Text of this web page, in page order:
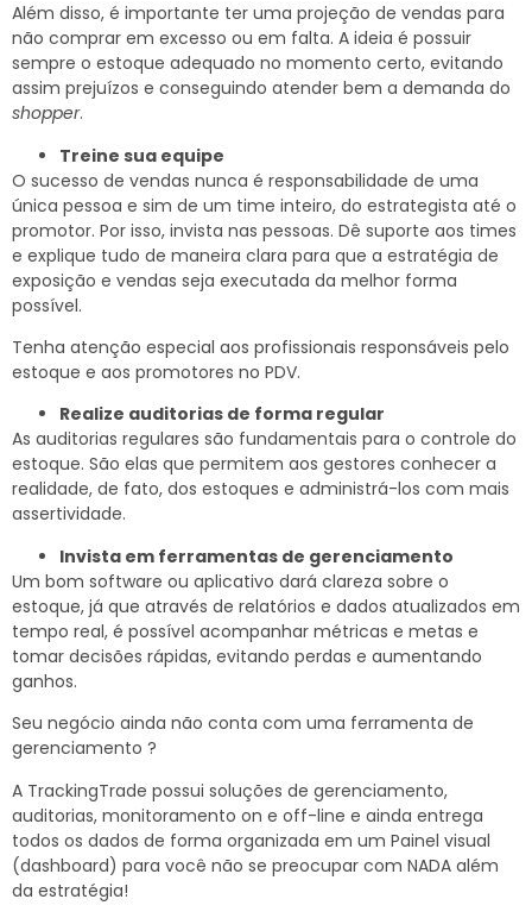
Além disso, é importante ter uma projeção de vendas para
não comprar em excesso ou em falta. A ideia é possuir
sempre o estoque adequado no momento certo, evitando
assim prejuízos e conseguindo atender bem a demanda do
shopper.
Treine sua equipe
O sucesso de vendas nunca é responsabilidade de uma
única pessoa e sim de um time inteiro, do estrategista até o
promotor. Por isso, invista nas pessoas. Dê suporte aos times
e explique tudo de maneira clara para que a estratégia de
exposição e vendas seja executada da melhor forma
possível.
Tenha atenção especial aos profissionais responsáveis pelo
estoque e aos promotores no PDV.
Realize auditorias de forma regular
As auditorias regulares são fundamentais para o controle do
estoque. São elas que permitem aos gestores conhecer a
realidade, de fato, dos estoques e administrá-los com mais
assertividade.
Invista em ferramentas de gerenciamento
Um bom software ou aplicativo dará clareza sobre o
estoque, já que através de relatórios e dados atualizados em
tempo real, é possível acompanhar métricas e metas e
tomar decisões rápidas, evitando perdas e aumentando
ganhos.
Seu negócio ainda não conta com uma ferramenta de
gerenciamento ?
A TrackingTrade possui soluções de gerenciamento,
auditorias, monitoramento on e off-line e ainda entrega
todos os dados de forma organizada em um Painel visual
(dashboard) para você não se preocupar com NADA além
da estratégia!